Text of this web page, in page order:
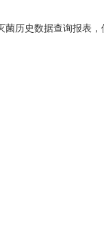
菌历史数据查询报表